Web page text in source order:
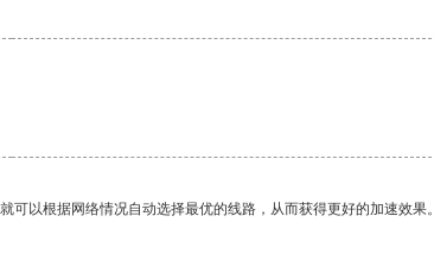
以根据网络情况自动选择最优的线路，从而获得更好的加速效果。